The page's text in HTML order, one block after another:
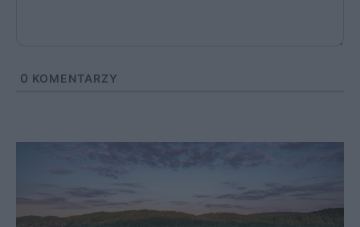
0 KOMENTARZY